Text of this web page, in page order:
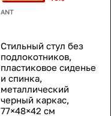
ANT
Стильный стул без
подлокотников,
пластиковое сиденье
и спинка,
металлический
черный каркас,
77×48×42 см